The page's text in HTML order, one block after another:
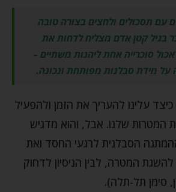
עם תסכולים ולחצים בצורה טובה
בגיל קטן אדם מצליח לדחות את
סוכרייה אחת ליהנות משתיים –
מידת סבלנות מפותחת ונכונה.
עלינו להעריך את הזמן ולהפעיל
המטרות שלנו. אבל, והוא מדגיש
הסבלנית לרגעי החסד ואת
המטרה, לבין הניסיון לדחוק
סימן תל-תלה).